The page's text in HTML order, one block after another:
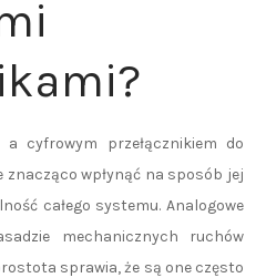
cyfrowym przełącznikiem do
wpłynąć na sposób jej
całego systemu. Analogowe
mechanicznych ruchów
sprawia, że są one często